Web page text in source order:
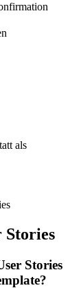
als
Stories
Stories